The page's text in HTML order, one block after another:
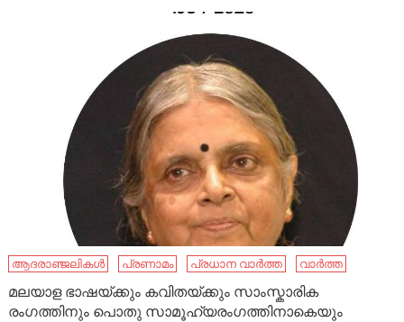
ആദരാഞ്ജലികൾ പ്രണാമം പ്രധാന വാർത്ത വാർത്ത
മലയാള ഭാഷയ്ക്കും കവിതയ്ക്കും സാംസ്കാരിക
രംഗത്തിനും പൊതു സാമൂഹ്യരംഗത്തിനാകെയും